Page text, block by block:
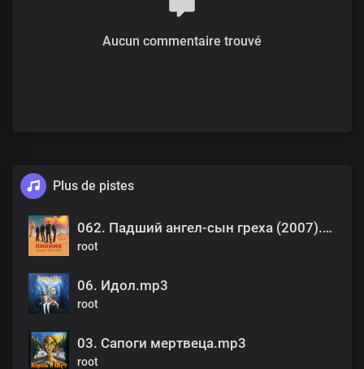
Aucun commentaire trouvé
Plus de pistes
062. Падший ангел-сын греха (2007).mp3
root
06. Идол.mp3
root
03. Сапоги мертвеца.mp3
root